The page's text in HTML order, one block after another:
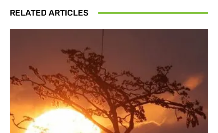
RELATED ARTICLES